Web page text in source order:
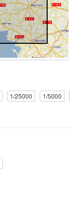
1/25000
1/5000